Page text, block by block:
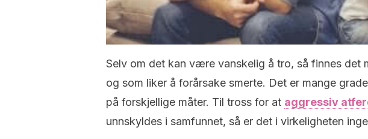
Selv om det kan være vanskelig å tro, så finnes det
og som liker å forårsake smerte. Det er mange
på forskjellige måter. Til tross for at aggressiv
unnskyldes i samfunnet, så er det i virkeligheten